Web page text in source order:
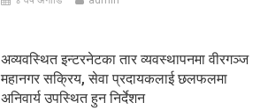
अव्यवस्थित इन्टरनेटका तार व्यवस्थापनमा वीरगञ्ज
महानगर सक्रिय, सेवा प्रदायकलाई छलफलमा
अनिवार्य उपस्थित हुन निर्देशन